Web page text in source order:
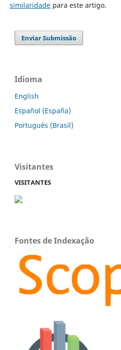
similaridadepara este artigo.
Enviar Submissão
Idioma
English
Español (España)
Português (Brasil)
Visitantes
VISITANTES
Fontes de Indexação